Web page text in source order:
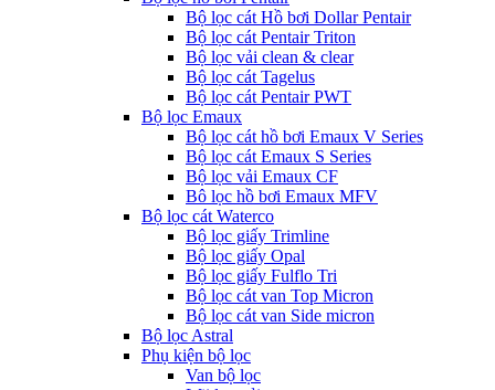
Bộ lọc cát Hồ bơi Dollar Pentair
Bộ lọc cát Pentair Triton
Bộ lọc vải clean & clear
Bộ lọc cát Tagelus
Bộ lọc cát Pentair PWT
Bộ lọc Emaux
Bộ lọc cát hồ bơi Emaux V Series
Bộ lọc cát Emaux S Series
Bộ lọc vải Emaux CF
Bô lọc hồ bơi Emaux MFV
Bộ lọc cát Waterco
Bộ lọc giấy Trimline
Bộ lọc giấy Opal
Bộ lọc giấy Fulflo Tri
Bộ lọc cát van Top Micron
Bộ lọc cát van Side micron
Bộ lọc Astral
Phụ kiện bộ lọc
Van bộ lọc